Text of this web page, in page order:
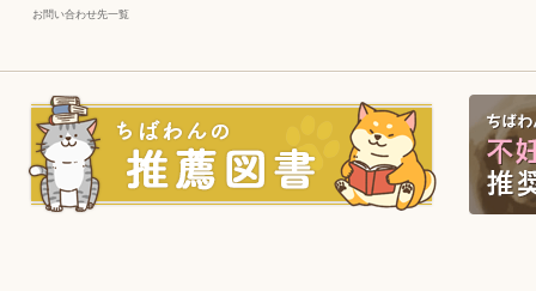
お問い合わせ先一覧